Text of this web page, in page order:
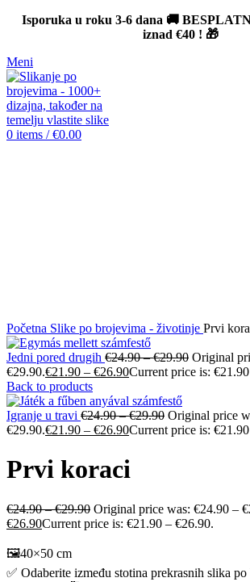
Isporuka u roku 3-6 dana 🚚
iznad €40 ! 🎁
Meni
0 items / €0.00
Početna Slike po brojevima - životinje Prvi
Jedni pored drugih €24.90–€29.90 Original
€29.90.€21.90 – €26.90Current price is:
Back to products
Igranje u travi €24.90–€29.90 Original price
€29.90.€21.90 – €26.90Current price is:
Prvi koraci
€24.90–€29.90 Original price was: €24.90 –
€26.90Current price is: €21.90 – €26.90.
🖼️40×50 cm
✅ Odaberite između stotina prekrasnih slika